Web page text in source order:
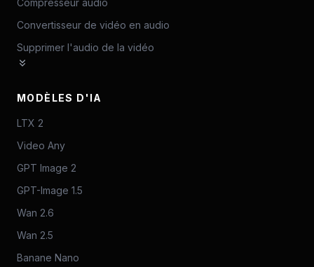
Compresseur audio
Convertisseur de vidéo en audio
Supprimer l'audio de la vidéo
MODÈLES D'IA
LTX 2
Video Any
GPT Image 2
GPT-Image 1.5
Wan 2.6
Wan 2.5
Banane Nano